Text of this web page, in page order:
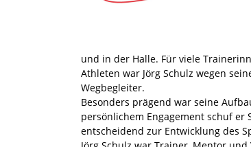
und in der Halle. Für viele
Athleten war Jörg Schulz wegen
Wegbegleiter.
Besonders prägend war seine
persönlichem Engagement schuf
entscheidend zur Entwicklung des